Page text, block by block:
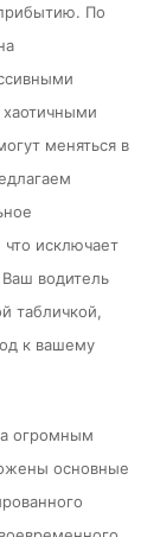
По
меняться в
исключает
водитель
табличкой,
к вашему
огромным
основные